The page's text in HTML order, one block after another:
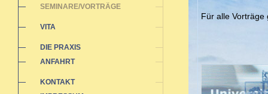
SEMINARE/VORTRÄGE
VITA
DIE PRAXIS
ANFAHRT
KONTAKT
Für alle Vorträge